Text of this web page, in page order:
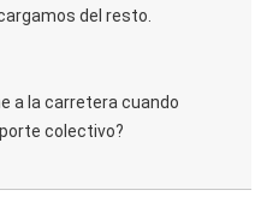
del resto.
a la carretera cuando
colectivo?